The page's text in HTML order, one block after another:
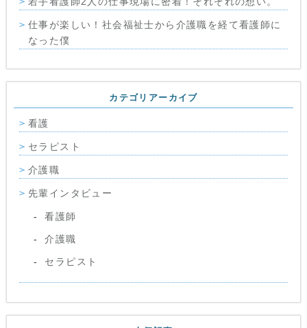
仕事が楽しい！社会福祉士から介護職を経て看護師に
なった僕
カテゴリアーカイブ
看護
セラピスト
介護職
先輩インタビュー
看護師
介護職
セラピスト